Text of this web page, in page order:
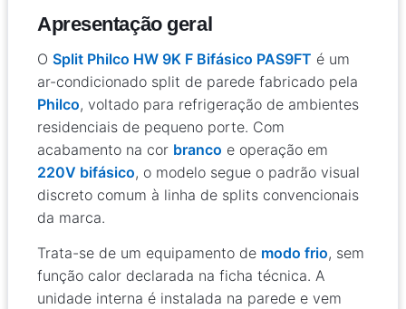
Apresentação geral
O Split Philco HW 9K F Bifásico PAS9FT é um
ar-condicionado split de parede fabricado pela
Philco, voltado para refrigeração de ambientes
residenciais de pequeno porte. Com
acabamento na cor branco e operação em
220V bifásico, o modelo segue o padrão visual
discreto comum à linha de splits convencionais
da marca.
Trata-se de um equipamento de modo frio, sem
função calor declarada na ficha técnica. A
unidade interna é instalada na parede e vem